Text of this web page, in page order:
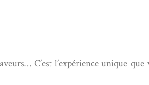
C’est l’expérience unique